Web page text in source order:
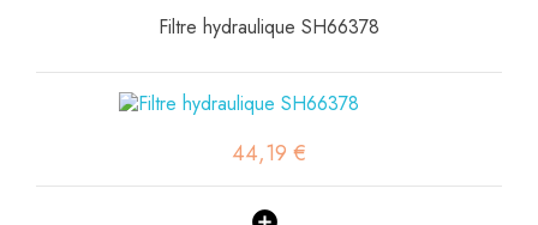
Filtre hydraulique SH66378
44,19 €